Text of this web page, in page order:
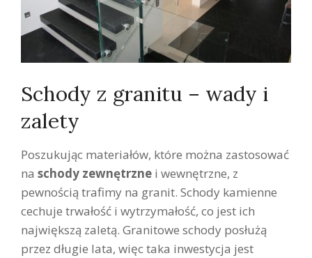
Schody z granitu – wady i
zalety
Poszukując materiałów, które można zastosować
na schody zewnętrzne i wewnętrzne, z
pewnością trafimy na granit. Schody kamienne
cechuje trwałość i wytrzymałość, co jest ich
największą zaletą. Granitowe schody posłużą
przez długie lata, więc taka inwestycja jest